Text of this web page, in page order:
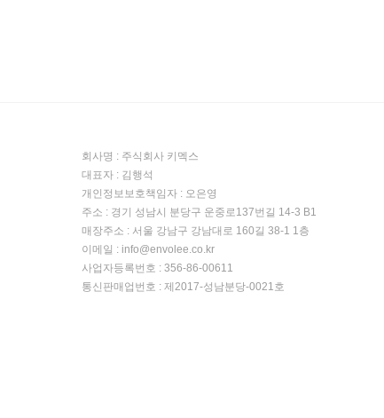
회사명 : 주식회사 키멕스
대표자 : 김행석
개인정보보호책임자 : 오은영
주소 : 경기 성남시 분당구 운중로137번길 14-3 B1
매장주소 : 서울 강남구 강남대로 160길 38-1 1층
이메일 : info@envolee.co.kr
사업자등록번호 : 356-86-00611
통신판매업번호 : 제2017-성남분당-0021호